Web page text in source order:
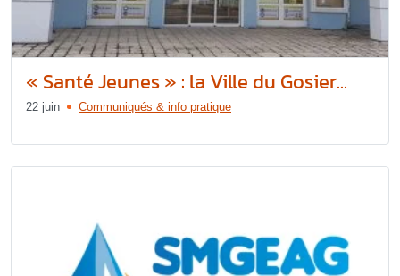
« Santé Jeunes » : la Ville du Gosier...
22 juin Communiqués & info pratique